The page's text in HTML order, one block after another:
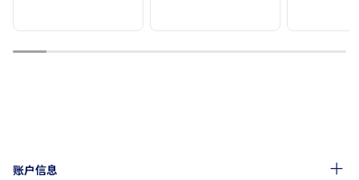
1 2 3 4 5 6 7 8 9 10
账户信息